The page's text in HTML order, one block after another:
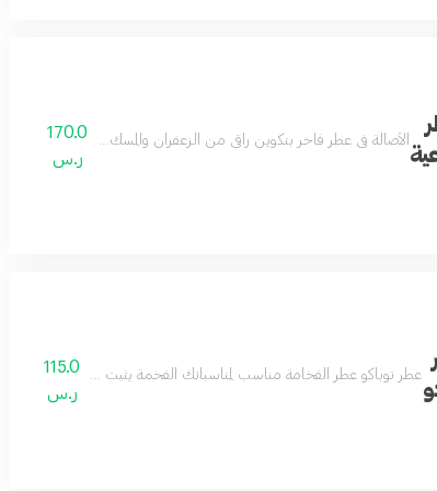
الأصالة في عطر فاخر بتكوين راقي من الزعفران والمسك ليكون عطرك
170.0
ر.س
لتتكون منه رائحة تملك القلب وتسحر الفؤاد بالجمال والقوة
عطر توباكو عطر الفخامة مناسب لمناسباتك الفخمة يثبت وجودك ويترك
115.0
ر.س